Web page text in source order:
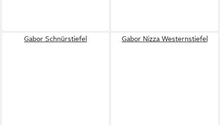
Gabor Schnürstiefel Gabor Nizza Westernstiefel